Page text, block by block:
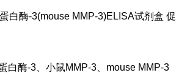
白酶-3(mouse MMP-3)ELISA试剂盒 促
白酶-3、小鼠MMP-3、mouse MMP-3